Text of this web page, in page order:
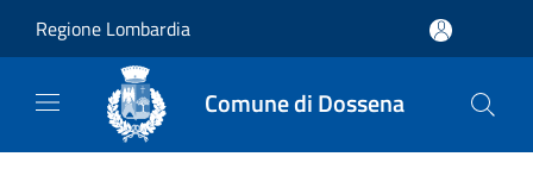
Regione Lombardia
Comune di Dossena